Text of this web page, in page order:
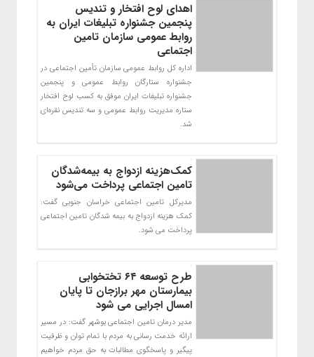
اهدای لوح افتخار و تندیس
پنجمین جشنواره تبلیغات ایران به
روابط عمومی سازمان تامین
اجتماعی
اداره کل روابط عمومی سازمان تأمین اجتماعی در
جشنواره ستارگان روابط عمومی و پنجمین
جشنواره تبلیغات ایران موفق به کسب لوح افتخار
ستاره مدیریت روابط عمومی و سه تندیس نقره‌ای
شد.
کمک‌هزینه ازدواج به بیمه‌شدگان
تامین اجتماعی ‌پرداخت می‌شود
مدیرکل تامین اجتماعی خراسان جنوبی گفت:
کمک هزینه ازدواج به بیمه شدگان تامین اجتماعی
پرداخت می شود.
طرح توسعه ۶۴ تختخوابی
بیمارستان مهر برازجان تا پایان
امسال اجرایی می شود
مدیر درمان تامین اجتماعی بوشهر گفت: در مسیر
ارائه خدمت رسانی به مردم با تمام توان و ظرفیت
پیگیر و پاسخگوی مطالبات به حق مردم خواهیم